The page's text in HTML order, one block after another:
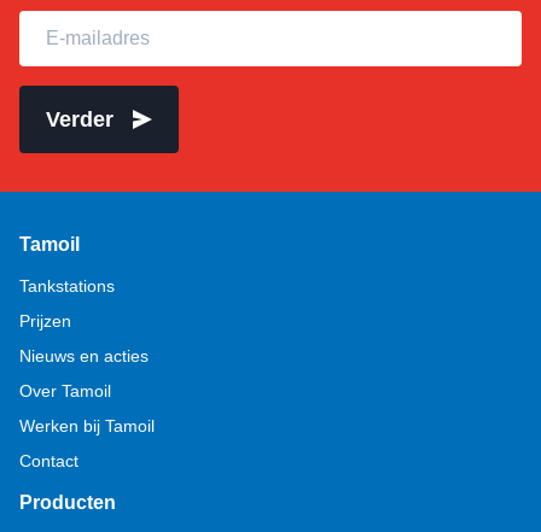
E-mailadres
Verder
Tamoil
Tankstations
Prijzen
Nieuws en acties
Over Tamoil
Werken bij Tamoil
Contact
Producten